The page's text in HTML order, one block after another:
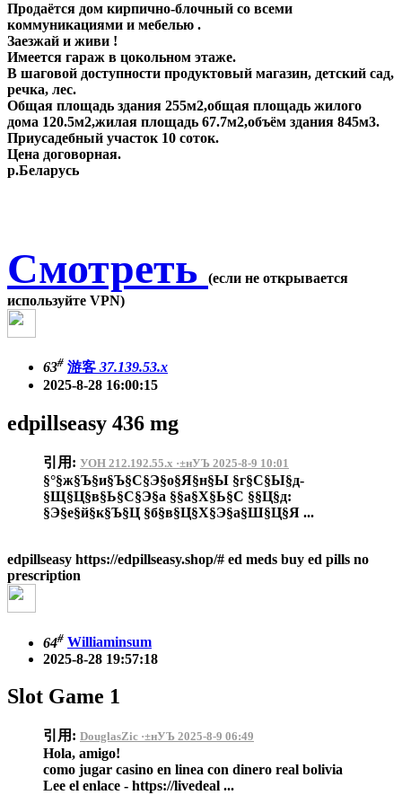
Продаётся дом кирпично-блочный со всеми
коммуникациями и мебелью .
Заезжай и живи !
Имеется гараж в цокольном этаже.
В шаговой доступности продуктовый магазин, детский сад,
речка, лес.
Общая площадь здания 255м2,общая площадь жилого
дома 120.5м2,жилая площадь 67.7м2,объём здания 845м3.
Приусадебный участок 10 соток.
Цена договорная.
р.Беларусь
Смотреть
(если не открывается
используйте VPN)
63# 游客 37.139.53.x
2025-8-28 16:00:15
edpillseasy 436 mg
引用: УОН 212.192.55.x ·±нУЪ 2025-8-9 10:01
§°§ж§Ъ§и§Ъ§С§Э§о§Я§н§Ы §г§С§Ы§д-
§Щ§Ц§в§Ь§С§Э§а §§а§Х§Ь§С §§Ц§д:
§Э§е§й§к§Ъ§Ц §б§в§Ц§Х§Э§а§Ш§Ц§Я ...
edpillseasy https://edpillseasy.shop/# ed meds buy ed pills no
prescription
64# Williaminsum
2025-8-28 19:57:18
Slot Game 1
引用: DouglasZic ·±нУЪ 2025-8-9 06:49
Hola, amigo!
como jugar casino en linea con dinero real bolivia
Lee el enlace - https://livedeal ...